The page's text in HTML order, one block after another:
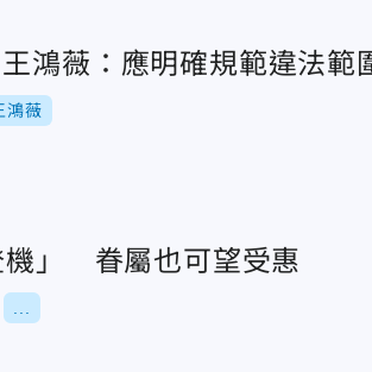
鴻薇：應明確規範違法範
鴻薇
機」 眷屬也可望受惠